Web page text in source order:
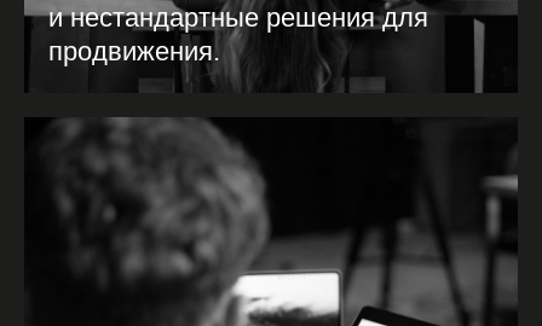
и нестандартные решения для
продвижения.